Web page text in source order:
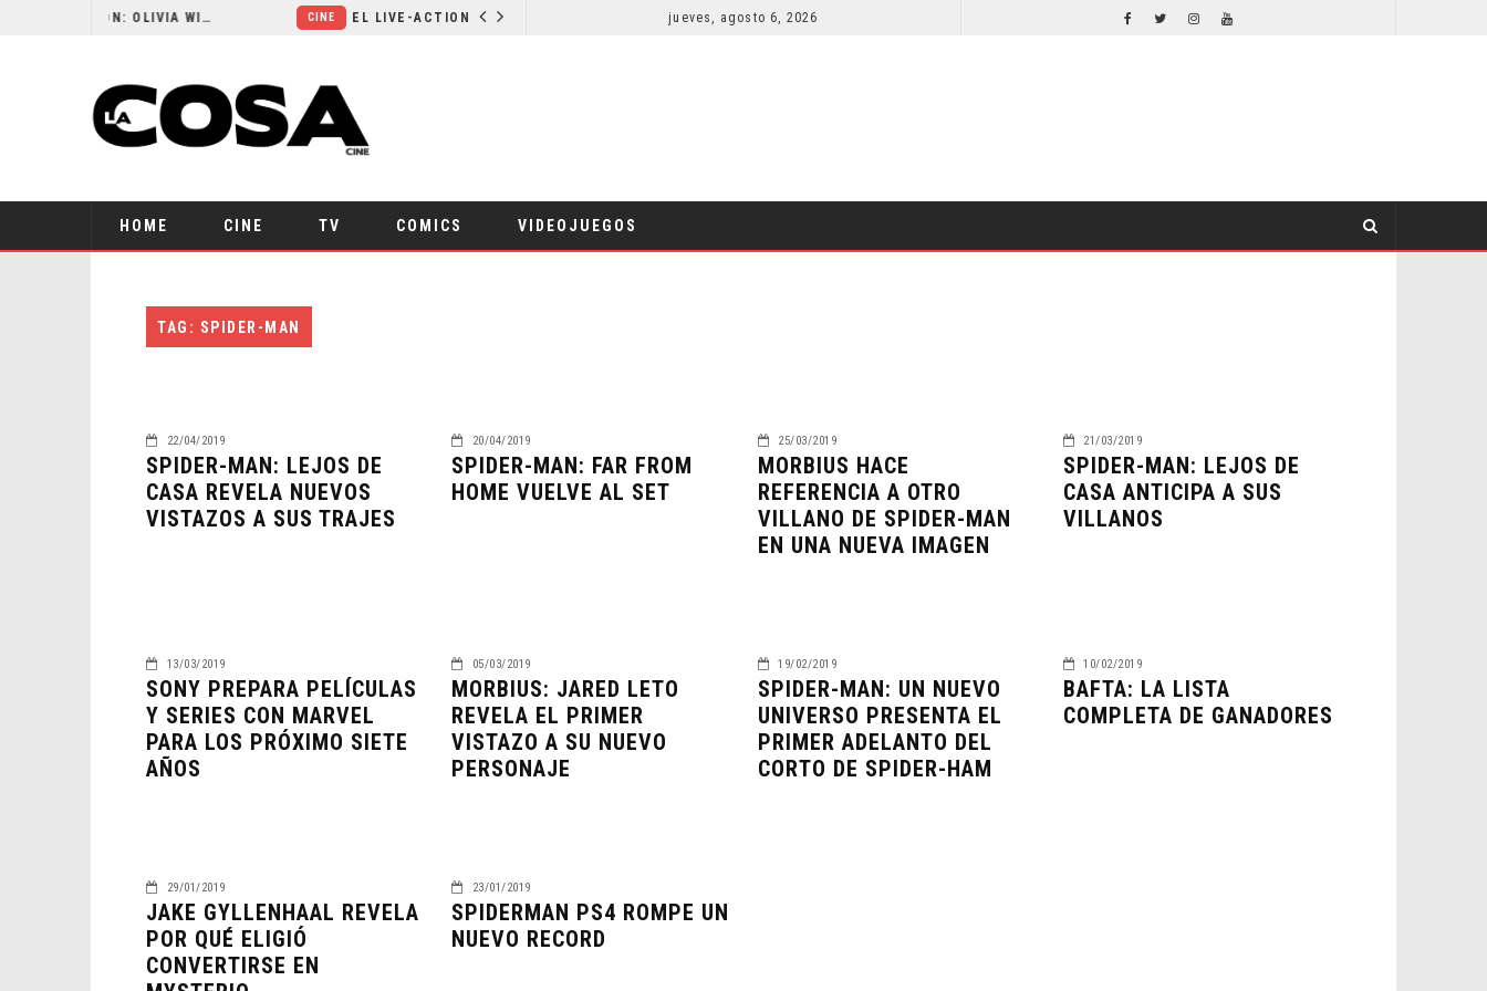
RESEÑA LA INVITACIÓN: OLIVIA WILDE REFLEXIONA SOBRE LA VIDA CONYUGAL jueves, agosto 6, 2026
HOME CINE TV COMICS VIDEOJUEGOS
TAG: SPIDER-MAN
22/04/2019
SPIDER-MAN: LEJOS DE
CASA REVELA NUEVOS
VISTAZOS A SUS TRAJES
20/04/2019
SPIDER-MAN: FAR FROM
HOME VUELVE AL SET
25/03/2019
MORBIUS HACE
REFERENCIA A OTRO
VILLANO DE SPIDER-MAN
EN UNA NUEVA IMAGEN
21/03/2019
SPIDER-MAN: LEJOS DE
CASA ANTICIPA A SUS
VILLANOS
13/03/2019
SONY PREPARA PELÍCULAS
Y SERIES CON MARVEL
PARA LOS PRÓXIMO SIETE
AÑOS
05/03/2019
MORBIUS: JARED LETO
REVELA EL PRIMER
VISTAZO A SU NUEVO
PERSONAJE
19/02/2019
SPIDER-MAN: UN NUEVO
UNIVERSO PRESENTA EL
PRIMER ADELANTO DEL
CORTO DE SPIDER-HAM
10/02/2019
BAFTA: LA LISTA
COMPLETA DE GANADORES
29/01/2019
JAKE GYLLENHAAL REVELA
POR QUÉ ELIGIÓ
CONVERTIRSE EN
23/01/2019
SPIDERMAN PS4 ROMPE UN
NUEVO RECORD